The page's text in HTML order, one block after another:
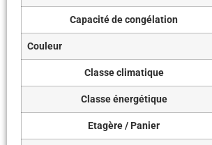
Capacité de congélation
Couleur
Classe climatique
Classe énergétique
Etagère / Panier